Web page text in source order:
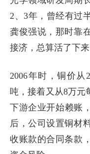
2、3年，曾经有过
龚俊强说，那时靠
接济，总算活了下来
2006年时，铜价
吨，接着又从8万元
下游企业开始赖账
后，公司设置铜材
收账款的合同条款